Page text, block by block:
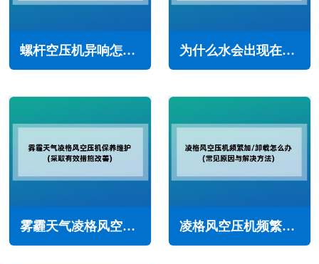
螺杆空压机异响怎么回事(导致空压机异响的原因有很多) 为什么水会出现在压缩空气中(如何解决压缩空气中的水分)
雾霾天气凌格风空压机保养维护(采取有效措施改善) 凌格风空压机频繁加/卸载怎么办(常见原因与解决方法)